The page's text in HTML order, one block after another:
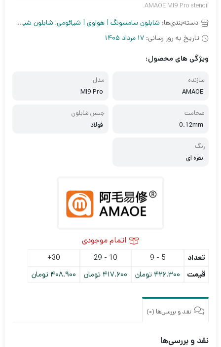
AMAOE MI9 Pro stencil
دسته‌بندی‌ها: شابلون سامسونگ | هواوی | شیائومی, شابلون شیائومی
تاریخ به روز رسانی: 17 مرداد 1405
ویژگی های محصول:
سازنده
AMAOE
مدل
MI9 Pro
ضخامت
0.12mm
جنس شابلون
فولاد
رنگ
نقره ای
اتمام موجودی
تعداد 5 - 9
10 - 29
30+
قیمت
426.300 تومان 417.600 تومان 408.900 تومان
نقد و بررسی‌ها (0)
نقد و بررسی‌ها